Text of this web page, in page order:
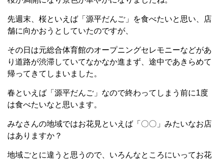
先週末、桜といえば「源平だんご」を食べたいと思い、店
舗に向かおうとしていたのですが、
その日は元総合体育館のオープニングセレモニーなどがあ
り道路が渋滞していてなかなか進まず、途中であきらめて
帰ってきてしまいました。
春といえば「源平だんご」なので終わってしまう前に1度
は食べたいなと思います。
みなさんの地域ではお花見といえば「〇〇」みたいなお店
はありますか？
地域ごとに違うと思うので、いろんなところにいってお花